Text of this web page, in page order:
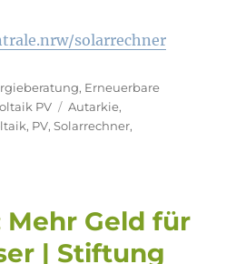
solarrechner
, Erneuerbare
PV Schlagwörter
Autarkie,
, PV,Solarrechner,
Mehr Geld für
| Stiftung